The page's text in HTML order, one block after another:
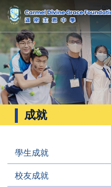
成就
學生成就
校友成就